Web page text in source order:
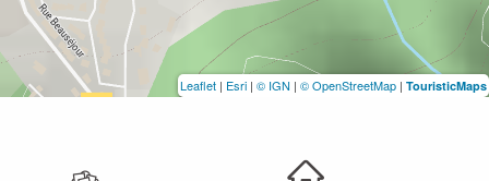
Leaflet | Esri | © IGN | © OpenStreetMap | TouristicMaps